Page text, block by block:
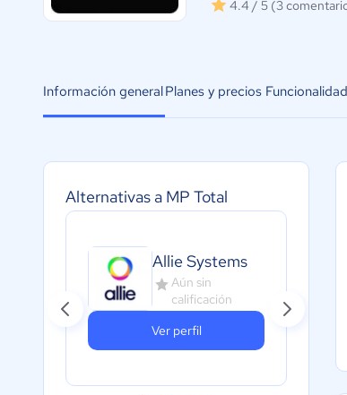
4.4 / 5 (3
Información generalPlanes y precios
Alternativas a MP Total
Allie Systems
Aún sin
calificación
Ver perfil